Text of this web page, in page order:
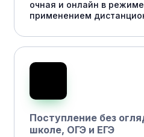
очная и онлайн в
применением
Поступление без
школе, ОГЭ и ЕГЭ